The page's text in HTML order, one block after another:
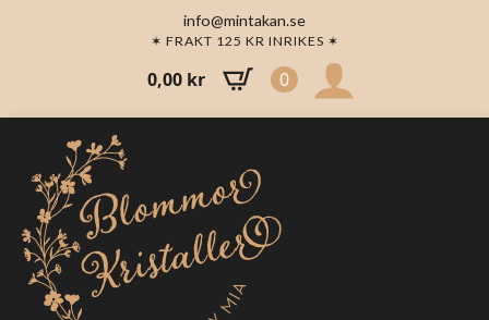
info@mintakan.se
✶ FRAKT 125 KR INRIKES ✶
0,00 kr 0